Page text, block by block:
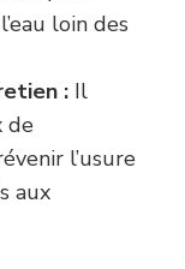
loin des
: Il
de
l’usure
aux